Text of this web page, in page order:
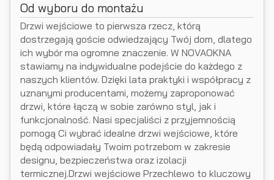
Od wyboru do montażu
Drzwi wejściowe to pierwsza rzecz, którą
dostrzegają goście odwiedzający Twój dom, dlatego
ich wybór ma ogromne znaczenie. W NOVAOKNA
stawiamy na indywidualne podejście do każdego z
naszych klientów. Dzięki lata praktyki i współpracy z
uznanymi producentami, możemy zaproponować
drzwi, które łączą w sobie zarówno styl, jak i
funkcjonalność. Nasi specjaliści z przyjemnością
pomogą Ci wybrać idealne drzwi wejściowe, które
będą odpowiadały Twoim potrzebom w zakresie
designu, bezpieczeństwa oraz izolacji
termicznej.Drzwi wejściowe Przechlewo to kluczowy